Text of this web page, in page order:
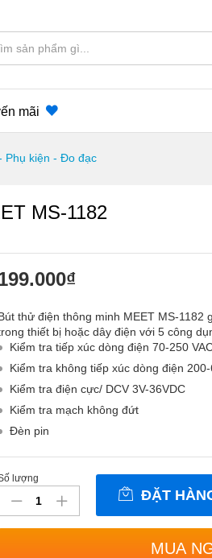
mãi
Phụ kiện - Đo đạc
MS-1182
₫
thử điện thông minh MEET MS-1182
thiết bị hoặc dây điện với 5 công
Kiểm tra tiếp xúc dòng điện 70-250
Kiểm tra không tiếp xúc dòng điện 200-
Kiểm tra điện cực/ DCV 3V-36VDC
Kiểm tra mạch không đứt
Đèn pin
thử
lượng
ĐẶT
MUA